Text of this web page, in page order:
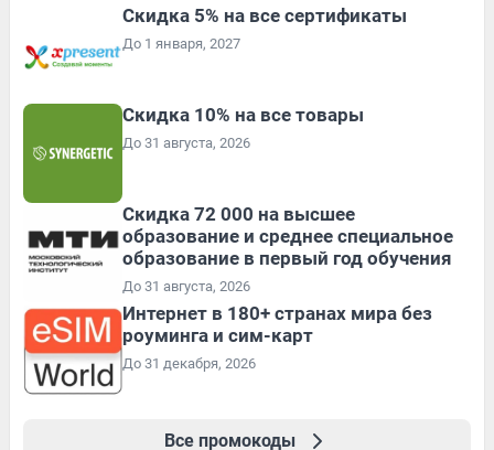
Скидка 5% на все сертификаты
До 1 января, 2027
Скидка 10% на все товары
До 31 августа, 2026
Скидка 72 000 на высшее
образование и среднее специальное
образование в первый год обучения
До 31 августа, 2026
Интернет в 180+ странах мира без
роуминга и сим-карт
До 31 декабря, 2026
Все промокоды